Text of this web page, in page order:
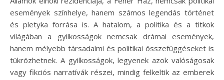
események színhelye, hanem számos legendás történet
és pletyka forrása is. A hatalom, a politika és a titkok
világában a gyilkosságok nemcsak drámai események,
hanem mélyebb társadalmi és politikai összefüggéseket is
tükrözhetnek. A gyilkosságok, legyenek azok valóságosak
vagy fikciós narratívák részei, mindig felkeltik az emberek